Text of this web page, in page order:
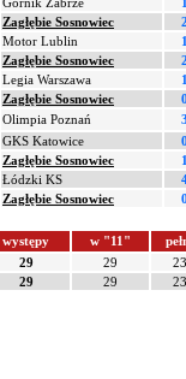
Zagłębie Sosnowiec
Motor Lublin
Zagłębie Sosnowiec
Legia Warszawa
Zagłębie Sosnowiec
Olimpia Poznań
GKS Katowice
Zagłębie Sosnowiec
Łódzki KS
Zagłębie Sosnowiec
występy w "11"
29 29
23
29 29 23